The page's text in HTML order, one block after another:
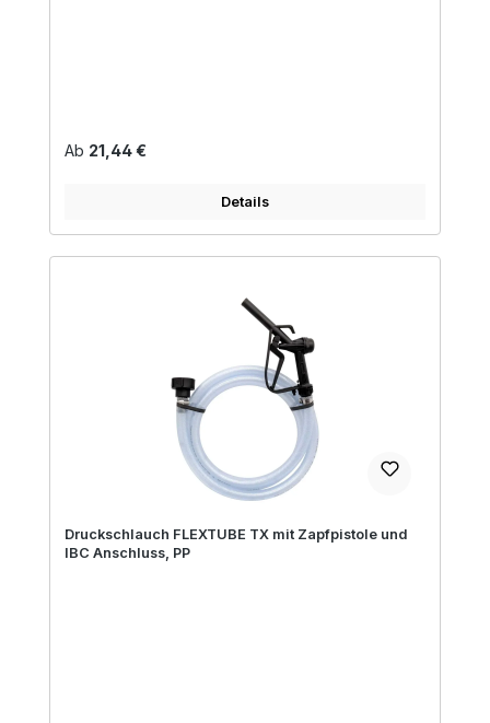
Regulärer Preis:
Ab 21,44 €
Details
Druckschlauch FLEXTUBE TX mit Zapfpistole und
IBC Anschluss, PP